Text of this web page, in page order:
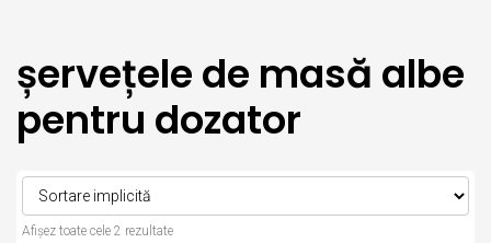
Contact
șervețele de masă albe
pentru dozator
Afișez toate cele 2 rezultate